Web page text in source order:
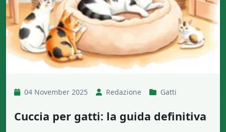
04 November 2025 Redazione Gatti
Cuccia per gatti: la guida definitiva